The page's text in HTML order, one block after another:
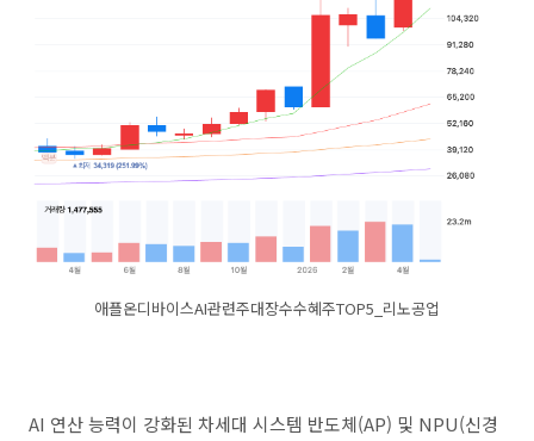
애플온디바이스AI관련주대장수수혜주TOP5_리노공업
AI 연산 능력이 강화된 차세대 시스템 반도체(AP) 및 NPU(신경